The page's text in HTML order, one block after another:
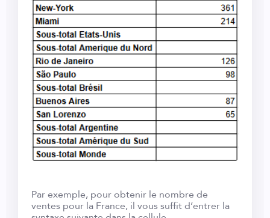
Par exemple, pour obtenir le nombre de
ventes pour la France, il vous suffit d’entrer la